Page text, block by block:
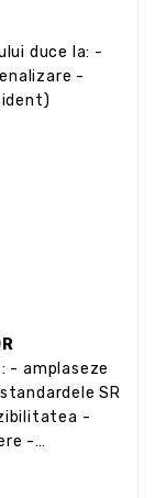
duce la: -
-
- amplaseze
SR
-
-